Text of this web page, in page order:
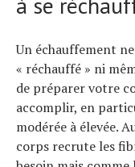
Un échauffement
« réchauffé » ni
de préparer votre
accomplir, en
modérée à élevée.
corps recrute les